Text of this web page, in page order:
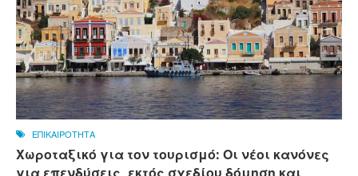
ΕΠΙΚΑΙΡΟΤΗΤΑ
Χωροταξικό για τον τουρισμό: Οι νέοι κανόνες